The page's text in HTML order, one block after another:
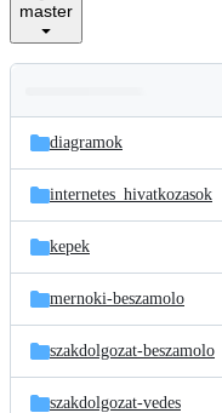
master
and
files
Latest
commit
diagramok
internetes_hivatkozasok
kepek
mernoki-beszamolo
szakdolgozat-beszamolo
szakdolgozat-vedes